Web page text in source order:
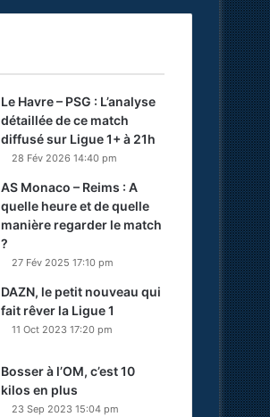
Le Havre – PSG : L’analyse
détaillée de ce match
diffusé sur Ligue 1+ à 21h
28 Fév 2026 14:40 pm
AS Monaco – Reims : A
quelle heure et de quelle
manière regarder le match
?
27 Fév 2025 17:10 pm
DAZN, le petit nouveau qui
fait rêver la Ligue 1
11 Oct 2023 17:20 pm
Bosser à l’OM, c’est 10
kilos en plus
23 Sep 2023 15:04 pm